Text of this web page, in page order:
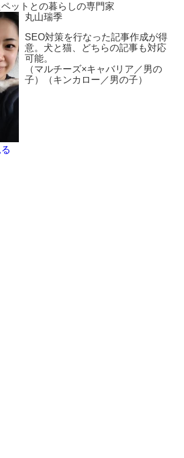
ットとの暮らしの専門家
丸山瑞季
SEO対策を行なった記事作成が得
意。犬と猫、どちらの記事も対応
可能。
（マルチーズ×キャバリア／男の
子）（キンカロー／男の子）